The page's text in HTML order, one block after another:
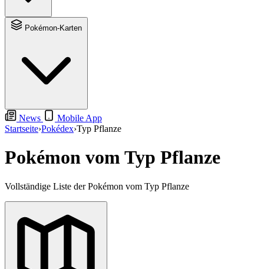
News
Mobile App
Startseite›Pokédex›Typ Pflanze
Pokémon vom Typ Pflanze
Vollständige Liste der Pokémon vom Typ Pflanze